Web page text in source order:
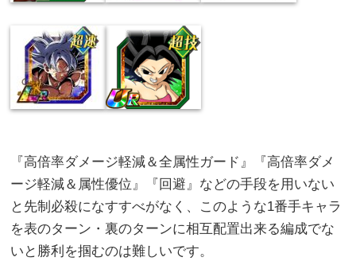
『高倍率ダメージ軽減＆全属性ガード』『高倍率ダメ
ージ軽減＆属性優位』『回避』などの手段を用いない
と先制必殺になすすべがなく、このような1番手キャラ
を表のターン・裏のターンに相互配置出来る編成でな
いと勝利を掴むのは難しいです。